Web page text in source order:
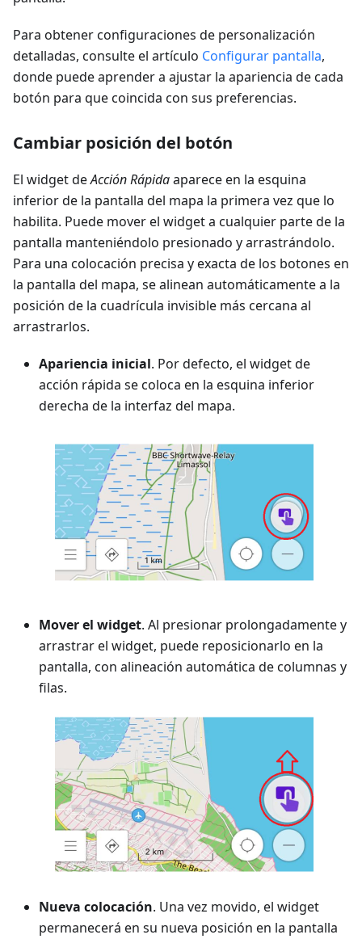
Para obtener configuraciones de personalización
detalladas, consulte el artículo Configurar pantalla,
donde puede aprender a ajustar la apariencia de cada
botón para que coincida con sus preferencias.
Cambiar posición del botón
El widget deAcción Rápidaaparece en la esquina
inferior de la pantalla del mapa la primera vez que lo
habilita. Puede mover el widget a cualquier parte de la
pantalla manteniéndolo presionado y arrastrándolo.
Para una colocación precisa y exacta de los botones en
la pantalla del mapa, se alinean automáticamente a la
posición de la cuadrícula invisible más cercana al
arrastrarlos.
Apariencia inicial. Por defecto, el widget de
acción rápida se coloca en la esquina inferior
derecha de la interfaz del mapa.
Mover el widget. Al presionar prolongadamente y
arrastrar el widget, puede reposicionarlo en la
pantalla, con alineación automática de columnas y
filas.
Nueva colocación. Una vez movido, el widget
permanecerá en su nueva posición en la pantalla